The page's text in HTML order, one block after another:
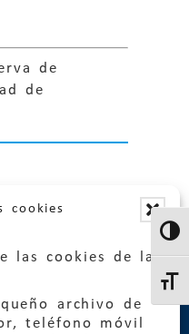
cookies
las cookies de la
archivo de
teléfono móvil
de
de